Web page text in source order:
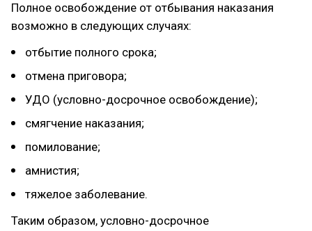
Полное освобождение от отбывания наказания
возможно в следующих случаях:
отбытие полного срока;
отмена приговора;
УДО (условно-досрочное освобождение);
смягчение наказания;
помилование;
амнистия;
тяжелое заболевание.
Таким образом, условно-досрочное